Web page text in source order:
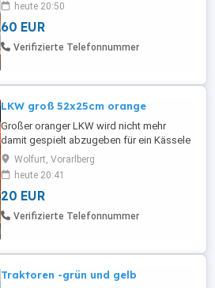
heute 20:50
60 EUR
Verifizierte Telefonnummer
LKW groß 52x25cm orange
Großer oranger LKW wird nicht mehr
damit gespielt abzugeben für ein Kässele
GeldWolfurt, Vorarlberg
heute 20:41
20 EUR
Verifizierte Telefonnummer
Traktoren -grün und gelb